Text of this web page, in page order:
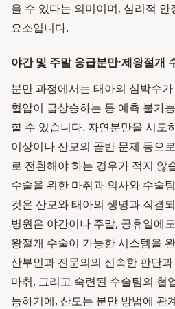
을 수 있다는 의미이며, 심리적
요소입니다.
야간 및 주말 응급분만·제왕절개
분만 과정에서는 태아의 심박수
혈압이 급상승하는 등 예측 불가
할 수 있습니다. 자연분만을 시도
이상이나 산모의 골반 문제 등으
로 전환해야 하는 경우가 적지 않
수술을 위한 마취과 의사와 수술
것은 산모와 태아의 생명과 직결
병원은 야간이나 주말, 공휴일에
왕절개 수술이 가능한 시스템을
산부인과 전문의의 신속한 판단
마취, 그리고 숙련된 수술팀의 협
능하기에, 산모는 분만 방법에 관